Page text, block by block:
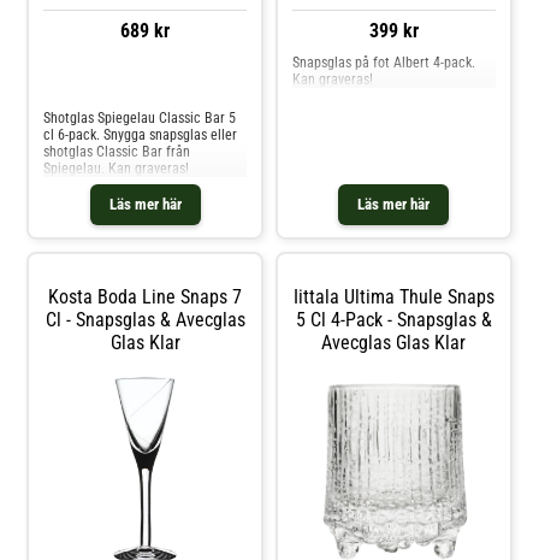
689 kr
Läs mer här
Shotglas Spiegelau Classic Bar 5
cl 6-pack. Snygga snapsglas eller
shotglas Classic Bar från
Spiegelau. Kan graveras!
399 kr
Läs mer här
Snapsglas på fot Albert 4-pack.
Kan graveras!
Kosta Boda Line Snaps 7
Cl - Snapsglas & Avecglas
Glas Klar
Iittala Ultima Thule Snaps
5 Cl 4-Pack - Snapsglas &
Avecglas Glas Klar